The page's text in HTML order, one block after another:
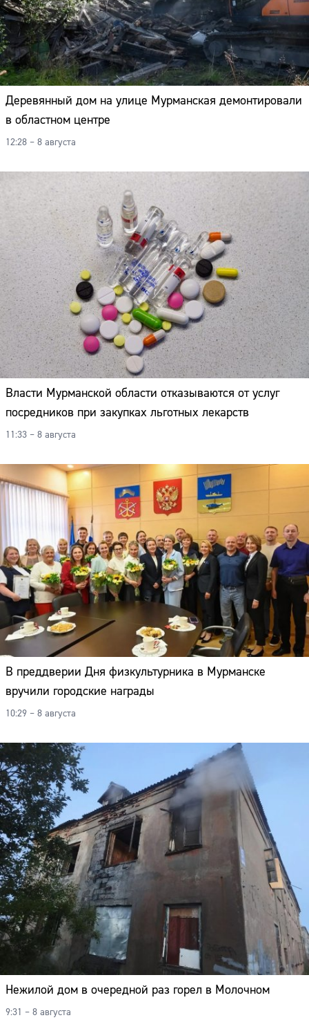
Деревянный дом на улице Мурманская демонтировали
в областном центре
12:28 – 8 августа
Власти Мурманской области отказываются от услуг
посредников при закупках льготных лекарств
11:33 – 8 августа
В преддверии Дня физкультурника в Мурманске
вручили городские награды
10:29 – 8 августа
Нежилой дом в очередной раз горел в Молочном
9:31 – 8 августа